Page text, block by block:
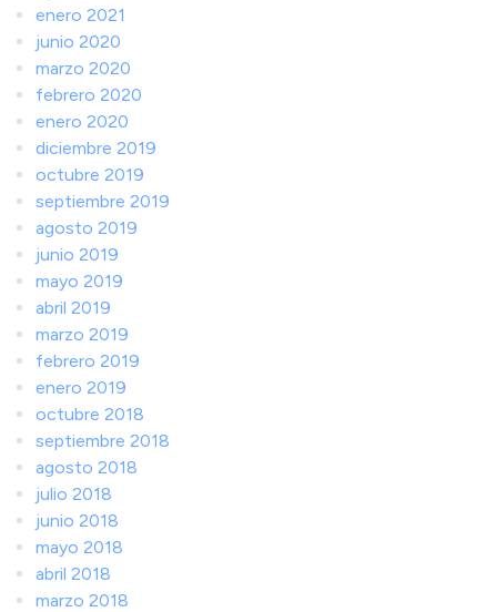
enero 2021
junio 2020
marzo 2020
febrero 2020
enero 2020
diciembre 2019
octubre 2019
septiembre 2019
agosto 2019
junio 2019
mayo 2019
abril 2019
marzo 2019
febrero 2019
enero 2019
octubre 2018
septiembre 2018
agosto 2018
julio 2018
junio 2018
mayo 2018
abril 2018
marzo 2018